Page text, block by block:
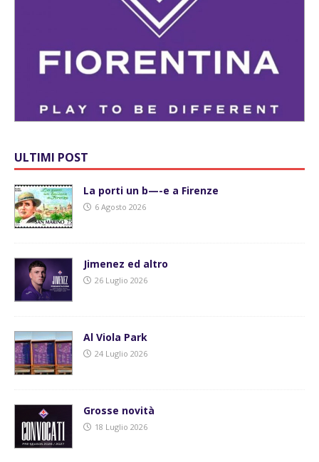
ULTIMI POST
La porti un b—-e a Firenze
6 Agosto 2026
Jimenez ed altro
26 Luglio 2026
Al Viola Park
24 Luglio 2026
Grosse novità
18 Luglio 2026